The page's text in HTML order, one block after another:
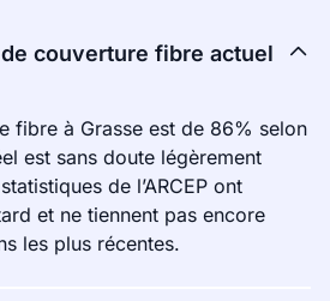
couverture fibre actuel
fibre à Grasse est de 86% selon
est sans doute légèrement
de l’ARCEP ont
et ne tiennent pas encore
les plus récentes.